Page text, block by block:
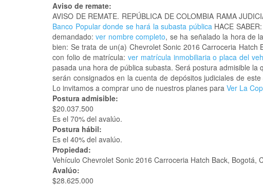
Aviso de remate:
AVISO DE REMATE. REPÚBLICA DE COLOMBIA RAMA
Banco Popular donde se hará la subasta públicaHACE
demandado:ver nombre completo, se ha señalado la hora de
bien: Se trata de un(a) Chevrolet Sonic 2016 Carroceria
con folio de matrícula:ver matrícula inmobiliaria o placa del
pasada una hora de pública subasta. Será postura admisible
serán consignados en la cuenta de depósitos judiciales de
Lo invitamos a comprar uno de nuestros planes para Ver La
Postura admisible:
$20.037.500
Es el 70% del avalúo.
Postura hábil:
Es el 40% del avalúo.
Propiedad:
Vehículo Chevrolet Sonic 2016 Carroceria Hatch Back, Bogotá,
Avalúo:
$28.625.000